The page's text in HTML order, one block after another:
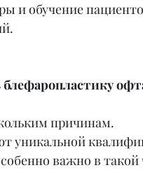
и обучение
причинам.
уникальной
важно в